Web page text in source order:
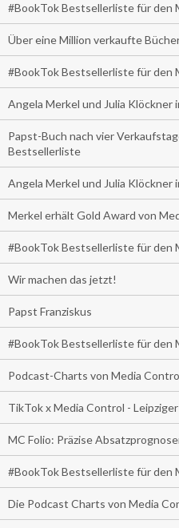
#BookTok Bestsellerliste für den
Über eine Million verkaufte
#BookTok Bestsellerliste für den
Angela Merkel und Julia Klöckner
Papst-Buch nach vier
Bestsellerliste
Angela Merkel und Julia Klöckner
Merkel erhält Gold Award von
#BookTok Bestsellerliste für den
Wir machen das jetzt!
Papst Franziskus
#BookTok Bestsellerliste für den
Podcast-Charts von Media
TikTok x Media Control -
MC Folio: Präzise
#BookTok Bestsellerliste für den
Die Podcast Charts von Media